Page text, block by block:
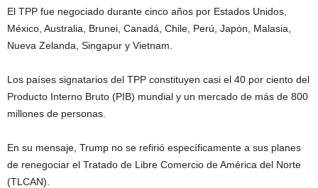
El TPP fue negociado durante cinco años por Estados Unidos,
México, Australia, Brunei, Canadá, Chile, Perú, Japón, Malasia,
Nueva Zelanda, Singapur y Vietnam.
Los países signatarios del TPP constituyen casi el 40 por ciento del
Producto Interno Bruto (PIB) mundial y un mercado de más de 800
millones de personas.
En su mensaje, Trump no se refirió específicamente a sus planes
de renegociar el Tratado de Libre Comercio de América del Norte
(TLCAN).